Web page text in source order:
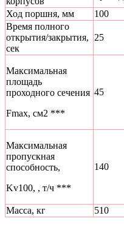
Ход поршня, мм
100
Время полного
открытия/закрытия,
сек
25
Максимальная
площадь
проходного сечения
Fmax, см2 ***
45
Максимальная
пропускная
способность,
Kv100, , т/ч ***
140
Масса, кг 510